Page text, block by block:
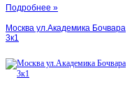
Подробнее »
Москва ул.Академика Бочвара
3к1